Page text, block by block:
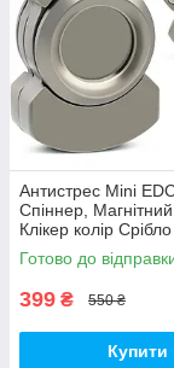
Антистрес Mini
Спіннер,
Клікер колір
Готово до
399 ₴ 550 ₴
Купити